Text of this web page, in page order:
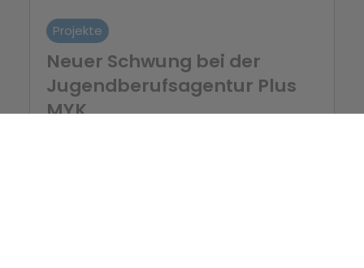
Projekte
Neuer Schwung bei der
Jugendberufsagentur Plus
MYK